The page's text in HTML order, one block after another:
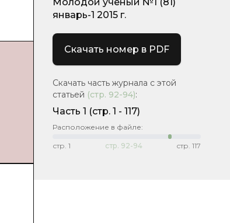
январь-1 2015 г.
Скачать номер в PDF
Скачать часть журнала с этой
статьей (стр. 92-94):
Часть 1 (cтр. 1 - 117)
Расположение в файле:
стр. 1 стр. 92-94 стр. 117